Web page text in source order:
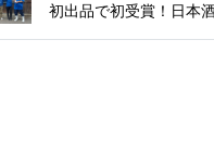
初出品で初受賞！日本